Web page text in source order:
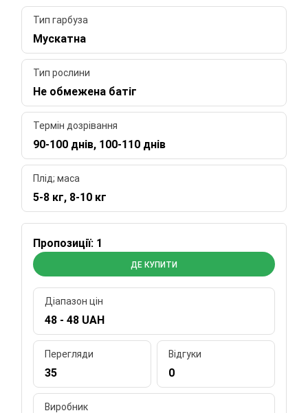
Тип гарбуза
Мускатна
Тип рослини
Не обмежена батіг
Термін дозрівання
90-100 днів, 100-110 днів
Плід; маса
5-8 кг, 8-10 кг
Пропозиції: 1
ДЕ КУПИТИ
Діапазон цін
48 - 48 UAH
Перегляди
35
Відгуки
0
Виробник